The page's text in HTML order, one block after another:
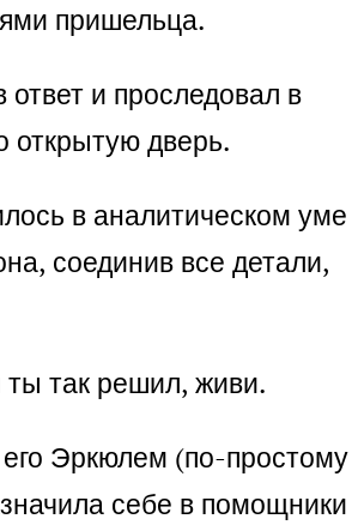
пришельца.
ответ и проследовал в
открытую дверь.
в аналитическом уме
соединив все детали,
так решил, живи.
Эркюлем (по-простому
себе в помощники